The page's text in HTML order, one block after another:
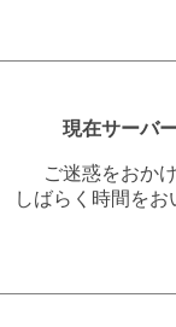
現在サーバ
ご迷惑をおか
しばらく時間を